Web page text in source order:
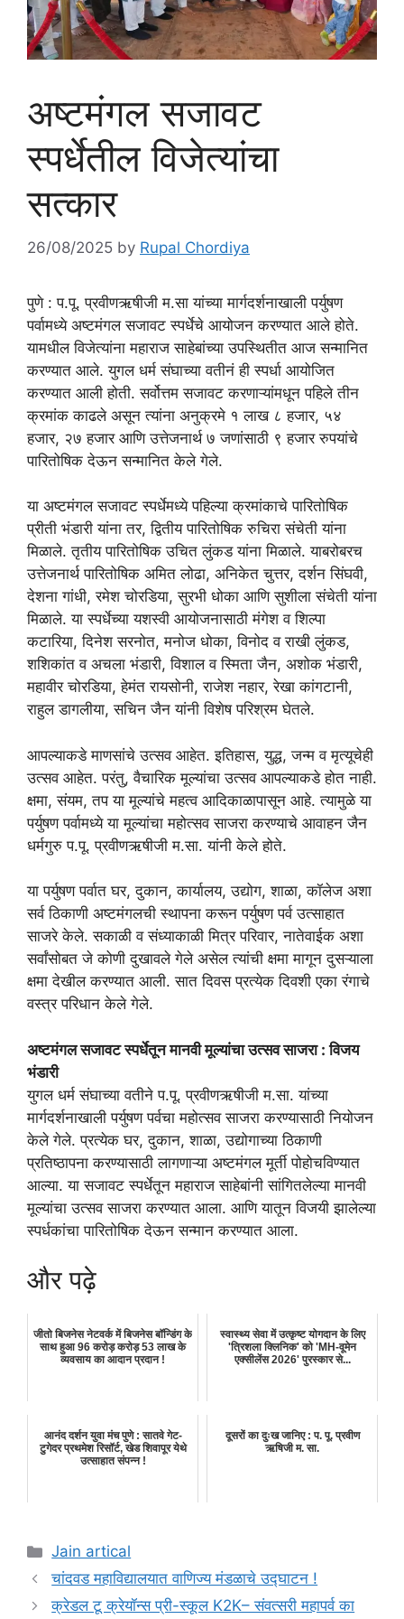
अष्टमंगल सजावट
स्पर्धेतील विजेत्यांचा
सत्कार
26/08/2025 by Rupal Chordiya
पुणे : प.पू. प्रवीणऋषीजी म.सा यांच्या मार्गदर्शनाखाली पर्युषण
पर्वामध्ये अष्टमंगल सजावट स्पर्धेचे आयोजन करण्यात आले होते.
यामधील विजेत्यांना महाराज साहेबांच्या उपस्थितीत आज सन्मानित
करण्यात आले. युगल धर्म संघाच्या वतीनं ही स्पर्धा आयोजित
करण्यात आली होती. सर्वोत्तम सजावट करणाऱ्यांमधून पहिले तीन
क्रमांक काढले असून त्यांना अनुक्रमे १ लाख ८ हजार, ५४
हजार, २७ हजार आणि उत्तेजनार्थ ७ जणांसाठी ९ हजार रुपयांचे
पारितोषिक देऊन सन्मानित केले गेले.
या अष्टमंगल सजावट स्पर्धेमध्ये पहिल्या क्रमांकाचे पारितोषिक
प्रीती भंडारी यांना तर, द्वितीय पारितोषिक रुचिरा संचेती यांना
मिळाले. तृतीय पारितोषिक उचित लुंकड यांना मिळाले. याबरोबरच
उत्तेजनार्थ पारितोषिक अमित लोढा, अनिकेत चुत्तर, दर्शन सिंघवी,
देशना गांधी, रमेश चोरडिया, सुरभी धोका आणि सुशीला संचेती यांना
मिळाले. या स्पर्धेच्या यशस्वी आयोजनासाठी मंगेश व शिल्पा
कटारिया, दिनेश सरनोत, मनोज धोका, विनोद व राखी लुंकड,
शशिकांत व अचला भंडारी, विशाल व स्मिता जैन, अशोक भंडारी,
महावीर चोरडिया, हेमंत रायसोनी, राजेश नहार, रेखा कांगटानी,
राहुल डागलीया, सचिन जैन यांनी विशेष परिश्रम घेतले.
आपल्याकडे माणसांचे उत्सव आहेत. इतिहास, युद्ध, जन्म व मृत्यूचेही
उत्सव आहेत. परंतु, वैचारिक मूल्यांचा उत्सव आपल्याकडे होत नाही.
क्षमा, संयम, तप या मूल्यांचे महत्व आदिकाळापासून आहे. त्यामुळे या
पर्युषण पर्वामध्ये या मूल्यांचा महोत्सव साजरा करण्याचे आवाहन जैन
धर्मगुरु प.पू. प्रवीणऋषीजी म.सा. यांनी केले होते.
या पर्युषण पर्वात घर, दुकान, कार्यालय, उद्योग, शाळा, कॉलेज अशा
सर्व ठिकाणी अष्टमंगलची स्थापना करून पर्युषण पर्व उत्साहात
साजरे केले. सकाळी व संध्याकाळी मित्र परिवार, नातेवाईक अशा
सर्वांसोबत जे कोणी दुखावले गेले असेल त्यांची क्षमा मागून दुसऱ्याला
क्षमा देखील करण्यात आली. सात दिवस प्रत्येक दिवशी एका रंगाचे
वस्त्र परिधान केले गेले.
अष्टमंगल सजावट स्पर्धेतून मानवी मूल्यांचा उत्सव साजरा : विजय
भंडारी
युगल धर्म संघाच्या वतीने प.पू. प्रवीणऋषीजी म.सा. यांच्या
मार्गदर्शनाखाली पर्युषण पर्वचा महोत्सव साजरा करण्यासाठी नियोजन
केले गेले. प्रत्येक घर, दुकान, शाळा, उद्योगाच्या ठिकाणी
प्रतिष्ठापना करण्यासाठी लागणाऱ्या अष्टमंगल मूर्ती पोहोचविण्यात
आल्या. या सजावट स्पर्धेतून महाराज साहेबांनी सांगितलेल्या मानवी
मूल्यांचा उत्सव साजरा करण्यात आला. आणि यातून विजयी झालेल्या
स्पर्धकांचा पारितोषिक देऊन सन्मान करण्यात आला.
और पढ़े
जीतो बिजनेस नेटवर्क में बिजनेस बॉन्डिंग के
साथ हुआ 96 करोड़ करोड़ 53 लाख के
व्यवसाय का आदान प्रदान !
स्वास्थ्य सेवा में उत्कृष्ट योगदान के लिए
'त्रिशला क्लिनिक' को 'MH-वूमेन
एक्सीलेंस 2026' पुरस्कार से...
आनंद दर्शन युवा मंच पुणे : सातवे गेट-
टुगेदर प्रथमेश रिसॉर्ट, खेड शिवापूर येथे
उत्साहात संपन्न !
दूसरों का दुःख जानिए : प. पू. प्रवीण
ऋषिजी म. सा.
Categories
Jain artical
चांदवड महाविद्यालयात वाणिज्य मंडळाचे उद्घाटन !
क्रेडल टू क्रेयॉन्स प्री-स्कूल K2K– संवत्सरी महापर्व का